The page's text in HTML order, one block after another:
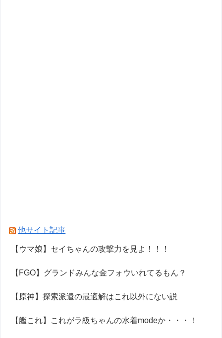
他サイト記事
【ウマ娘】セイちゃんの攻撃力を見よ！！！
【FGO】グランドみんな金フォウいれてるもん？
【原神】探索派遣の最適解はこれ以外にない説
【艦これ】これがラ級ちゃんの水着modeか・・・！